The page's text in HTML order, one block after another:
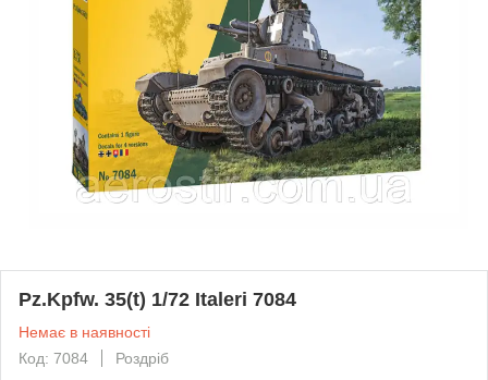
Pz.Kpfw. 35(t) 1/72 Italeri 7084
Немає в наявності
Код: 7084
Роздріб